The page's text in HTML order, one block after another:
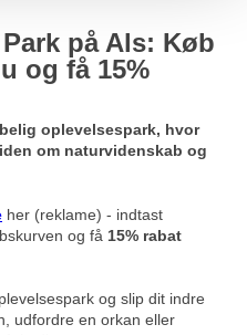
på Als: Køb
og få 15%
oplevelsespark, hvor
om naturvidenskab og
her (reklame) - indtast
og få 15% rabat
og slip dit indre
udfordre en orkan eller